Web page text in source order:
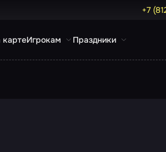
+7
картеИгрокам Праздники